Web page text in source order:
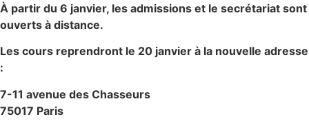
À partir du 6 janvier, les admissions et le secrétariat sont
ouverts à distance.
Les cours reprendront le 20 janvier à la nouvelle adresse
:
7-11 avenue des Chasseurs
75017 Paris